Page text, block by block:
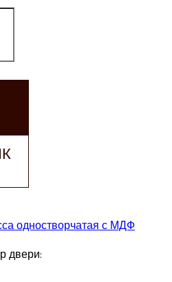
одностворчатая с МДФ
двери: